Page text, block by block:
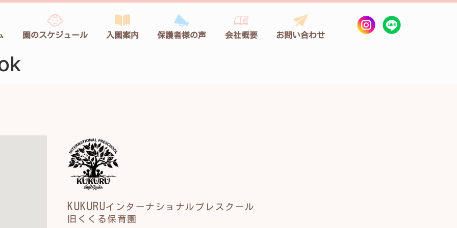
園のスケジュール 入園案内 保護者様の声 会社概要 お問い合わせ
KUKURUインターナショナルプレスクール
旧くくる保育園